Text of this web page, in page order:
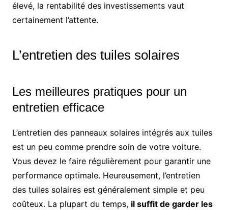
élevé, la rentabilité des investissements vaut
certainement l’attente.
L’entretien des tuiles solaires
Les meilleures pratiques pour un
entretien efficace
L’entretien des panneaux solaires intégrés aux tuiles
est un peu comme prendre soin de votre voiture.
Vous devez le faire régulièrement pour garantir une
performance optimale. Heureusement, l’entretien
des tuiles solaires est généralement simple et peu
coûteux. La plupart du temps, il suffit de garder les